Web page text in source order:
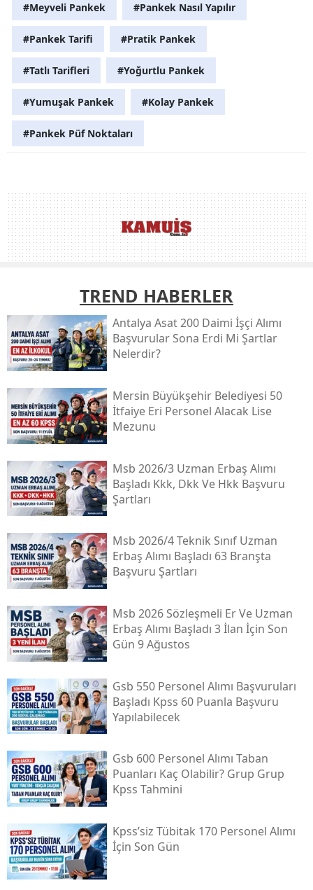
#Meyveli Pankek #Pankek Nasıl Yapılır
#Pankek Tarifi #Pratik Pankek
#Tatlı Tarifleri #Yoğurtlu Pankek
#Yumuşak Pankek #Kolay Pankek
#Pankek Püf Noktaları
TREND HABERLER
Antalya Asat 200 Daimi İşçi Alımı
Başvurular Sona Erdi Mi Şartlar
Nelerdir?
Mersin Büyükşehir Belediyesi 50
İtfaiye Eri Personel Alacak Lise
Mezunu
Msb 2026/3 Uzman Erbaş Alımı
Başladı Kkk, Dkk Ve Hkk Başvuru
Şartları
Msb 2026/4 Teknik Sınıf Uzman
Erbaş Alımı Başladı 63 Branşta
Başvuru Şartları
Msb 2026 Sözleşmeli Er Ve Uzman
Erbaş Alımı Başladı 3 İlan İçin Son
Gün 9 Ağustos
Gsb 550 Personel Alımı Başvuruları
Başladı Kpss 60 Puanla Başvuru
Yapılabilecek
Gsb 600 Personel Alımı Taban
Puanları Kaç Olabilir? Grup Grup
Kpss Tahmini
Kpss’siz Tübi̇tak 170 Personel Alımı
İçin Son Gün